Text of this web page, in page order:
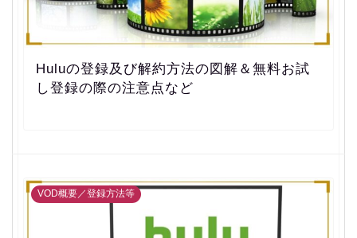
Huluの登録及び解約方法の図解＆無料お試
し登録の際の注意点など
VOD概要／登録方法等